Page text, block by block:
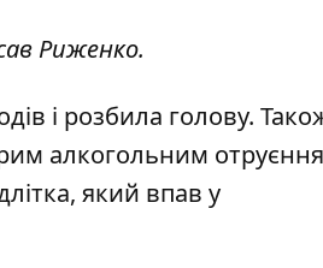
Риженко.
і розбила голову.
алкогольним
який впав у